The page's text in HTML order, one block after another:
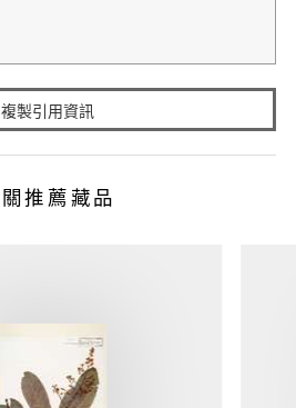
複製引用資訊
推薦藏品